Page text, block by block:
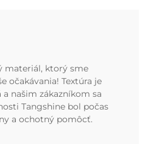
materiál, ktorý sme
očakávania! Textúra je
našim zákazníkom sa
Tangshine bol počas
a ochotný pomôcť.